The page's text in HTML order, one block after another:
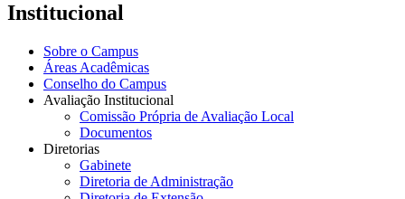
Institucional
Sobre o Campus
Áreas Acadêmicas
Conselho do Campus
Avaliação Institucional
Comissão Própria de Avaliação Local
Documentos
Diretorias
Gabinete
Diretoria de Administração